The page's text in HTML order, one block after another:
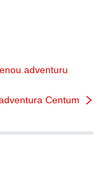
adventuru
Centum